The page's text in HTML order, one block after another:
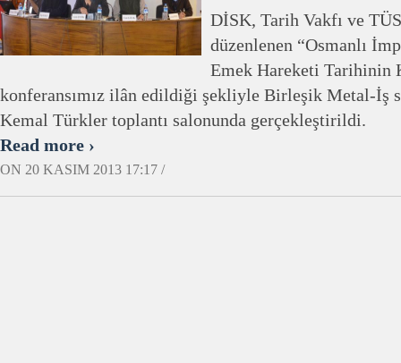
DİSK, Tarih Vakfı ve
düzenlenen “Osmanlı
Emek Hareketi Tarihinin
konferansımız ilân edildiği şekliyle Birleşik Metal-İş
Kemal Türkler toplantı salonunda gerçekleştirildi.
Read more ›
ON 20 KASIM 2013 17:17 /